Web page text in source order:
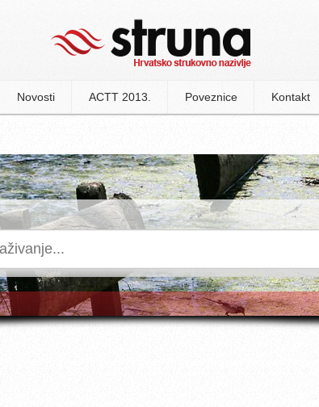
Novosti ACTT 2013. Poveznice Kontakt